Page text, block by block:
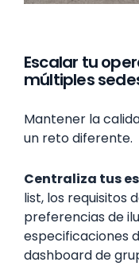
Escalar tu
múltiples
Mantener la
un reto diferente.
Centraliza tus
list, los requisitos
preferencias de
especificaciones
dashboard de